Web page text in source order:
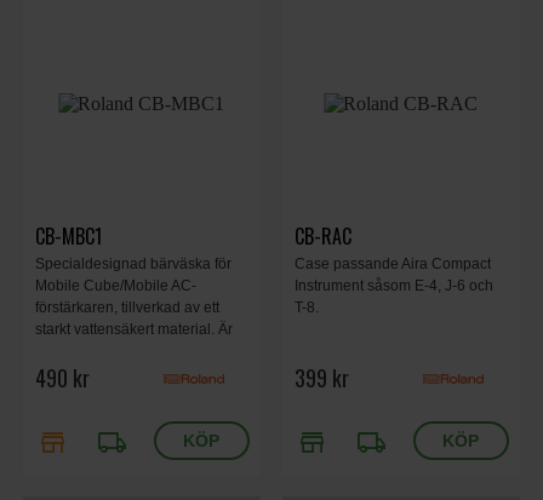
CB-MBC1
Specialdesignad bärväska för
Mobile Cube/Mobile AC-
förstärkaren, tillverkad av ett
starkt vattensäkert material. Är
nätficka.
490 kr
store local_shipping
CB-RAC
Case passande Aira Compact
Instrument såsom E-4, J-6 och
T-8.
399 kr
store local_shipping